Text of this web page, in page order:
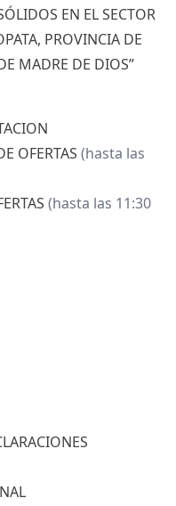
EN EL SECTOR
PROVINCIA DE
MADRE DE DIOS”
OFERTAS (hasta las
(hasta las 11:30